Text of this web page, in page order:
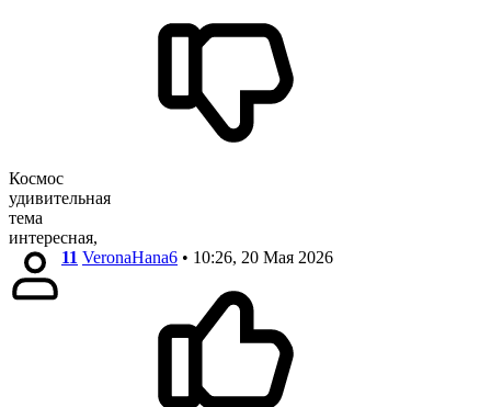
Космос
удивительная
тема
интересная,
11 VeronaHana6 • 10:26, 20 Мая 2026